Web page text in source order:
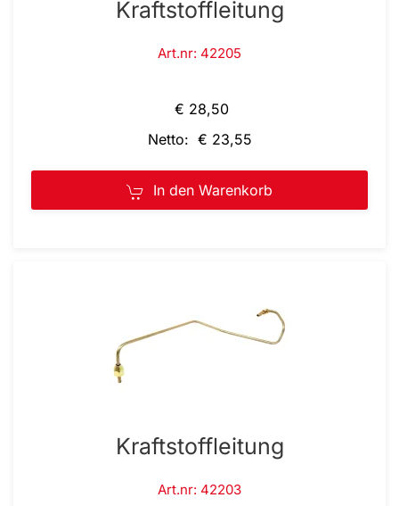
Kraftstoffleitung
Art.nr: 42205
€ 28,50
Netto: € 23,55
In den Warenkorb
Kraftstoffleitung
Art.nr: 42203